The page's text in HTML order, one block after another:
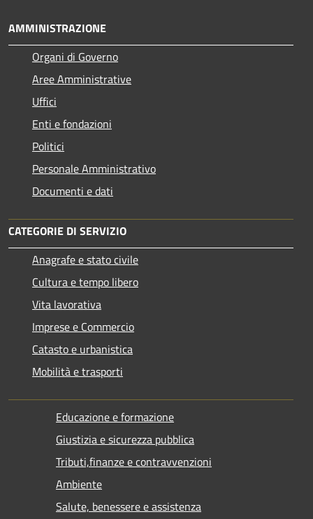
AMMINISTRAZIONE
Organi di Governo
Aree Amministrative
Uffici
Enti e fondazioni
Politici
Personale Amministrativo
Documenti e dati
CATEGORIE DI SERVIZIO
Anagrafe e stato civile
Cultura e tempo libero
Vita lavorativa
Imprese e Commercio
Catasto e urbanistica
Mobilità e trasporti
Educazione e formazione
Giustizia e sicurezza pubblica
Tributi,finanze e contravvenzioni
Ambiente
Salute, benessere e assistenza